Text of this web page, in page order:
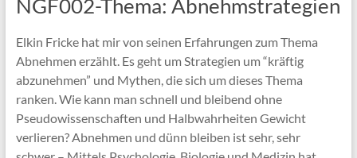
NGF002-Thema: Abnehmstrategien
Elkin Fricke hat mir von seinen Erfahrungen zum Thema
Abnehmen erzählt. Es geht um Strategien um “kräftig
abzunehmen” und Mythen, die sich um dieses Thema
ranken. Wie kann man schnell und bleibend ohne
Pseudowissenschaften und Halbwahrheiten Gewicht
verlieren? Abnehmen und dünn bleiben ist sehr, sehr